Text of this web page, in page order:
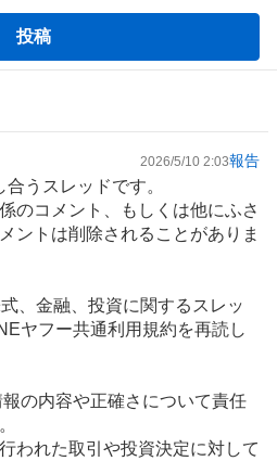
投稿
2026/5/10 2:03報告
うスレッドです。
のコメント、もしくは他にふさ
ントは削除されることがありま
、金融、投資に関するスレッ
ヤフー共通利用規約を再読し
の内容や正確さについて責任
われた取引や投資決定に対して